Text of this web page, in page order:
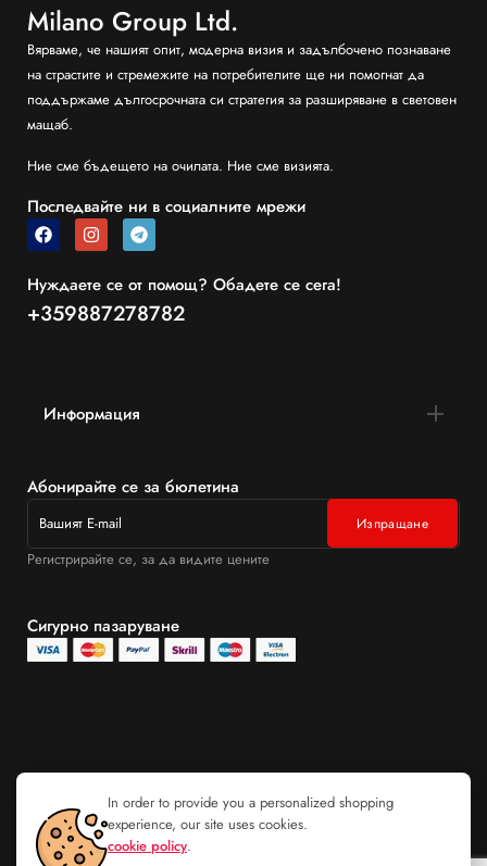
Milano Group Ltd.
Вярваме, че нашият опит, модерна визия и задълбочено познаване
на страстите и стремежите на потребителите ще ни помогнат да
поддържаме дългосрочната си стратегия за разширяване в световен
мащаб.
Ние сме бъдещето на очилата. Ние сме визията.
Последвайте ни в социалните мрежи
Нуждаете се от помощ? Обадете се сега!
+359887278782
Информация
Абонирайте се за бюлетина
Регистрирайте се, за да видите цените
Сигурно пазаруване
In order to provide you a personalized shopping
experience, our site uses cookies.
cookie policy.